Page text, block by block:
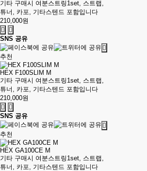
기타 구매시 여분스트링1set, 스트랩,
튜너, 카포, 기타스텐드 포함입니다
210,000원
SNS 공유
추천
HEX F100SLIM M
기타 구매시 여분스트링1set, 스트랩,
튜너, 카포, 기타스텐드 포함입니다
210,000원
SNS 공유
추천
HEX GA100CE M
기타 구매시 여분스트링1set, 스트랩,
튜너, 카포, 기타스텐드 포함입니다